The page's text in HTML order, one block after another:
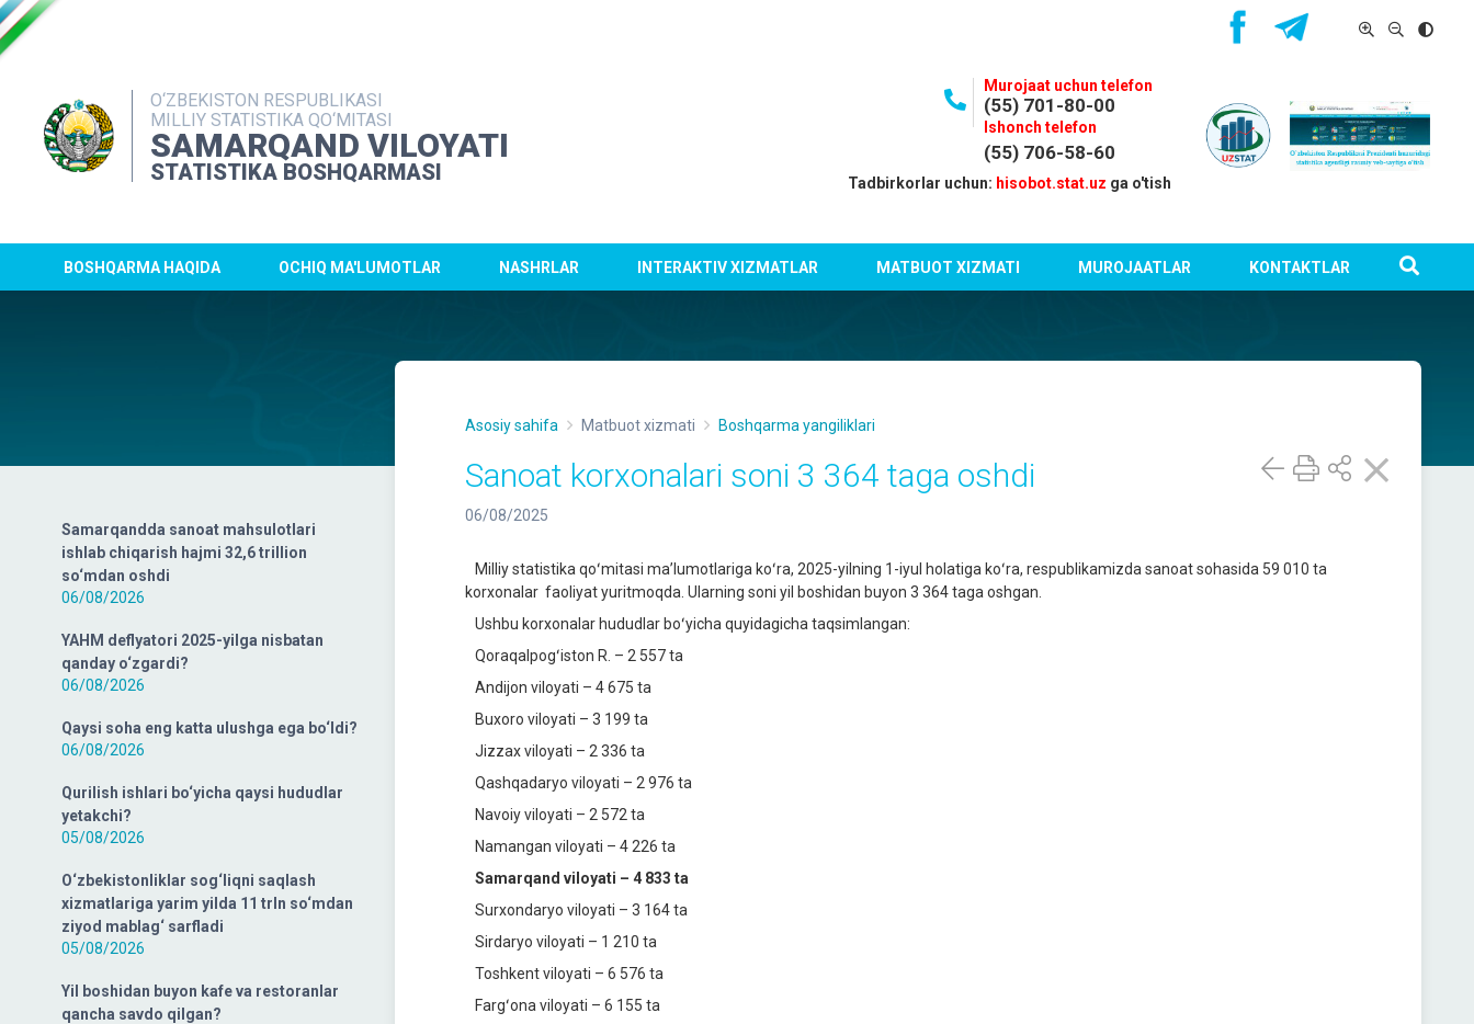
O‘ZBEKISTON RESPUBLIKASI
MILLIY STATISTIKA QO‘MITASI
SAMARQAND VILOYATI
STATISTIKA BOSHQARMASI
Murojaat uchun telefon
(55) 701-80-00
Ishonch telefon
(55) 706-58-60
Tadbirkorlar uchun: hisobot.stat.uz ga o'tish
BOSHQARMA HAQIDA OCHIQ MA'LUMOTLAR NASHRLAR INTERAKTIV XIZMATLAR MATBUOT XIZMATI MUROJAATLAR KONTAKTLAR
Samarqandda sanoat mahsulotlari
ishlab chiqarish hajmi 32,6 trillion
so‘mdan oshdi
06/08/2026
YAHM deflyatori 2025-yilga nisbatan
qanday o‘zgardi?
06/08/2026
Qaysi soha eng katta ulushga ega bo‘ldi?
06/08/2026
Qurilish ishlari bo‘yicha qaysi hududlar
yetakchi?
05/08/2026
O‘zbekistonliklar sog‘liqni saqlash
xizmatlariga yarim yilda 11 trln so‘mdan
ziyod mablag‘ sarfladi
05/08/2026
Yil boshidan buyon kafe va restoranlar
qancha savdo qilgan?
Asosiy sahifa Matbuot xizmati Boshqarma yangiliklari
Sanoat korxonalari soni 3 364 taga oshdi
06/08/2025
Milliy statistika qoʻmitasi maʼlumotlariga koʻra, 2025-yilning 1-iyul holatiga koʻra, respublikamizda sanoat sohasida 59 010 ta
korxonalar faoliyat yuritmoqda. Ularning soni yil boshidan buyon 3 364 taga oshgan.
Ushbu korxonalar hududlar boʻyicha quyidagicha taqsimlangan:
Qoraqalpogʻiston R. – 2 557 ta
Andijon viloyati – 4 675 ta
Buxoro viloyati – 3 199 ta
Jizzax viloyati – 2 336 ta
Qashqadaryo viloyati – 2 976 ta
Navoiy viloyati – 2 572 ta
Namangan viloyati – 4 226 ta
Samarqand viloyati – 4 833 ta
Surxondaryo viloyati – 3 164 ta
Sirdaryo viloyati – 1 210 ta
Toshkent viloyati – 6 576 ta
Fargʻona viloyati – 6 155 ta